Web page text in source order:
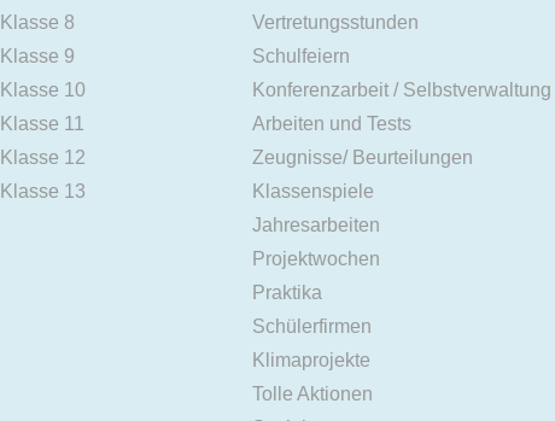
Klasse 8
Klasse 9
Klasse 10
Klasse 11
Klasse 12
Klasse 13
Vertretungsstunden
Schulfeiern
Konferenzarbeit / Selbstverwaltung
Arbeiten und Tests
Zeugnisse/ Beurteilungen
Klassenspiele
Jahresarbeiten
Projektwochen
Praktika
Schülerfirmen
Klimaprojekte
Tolle Aktionen